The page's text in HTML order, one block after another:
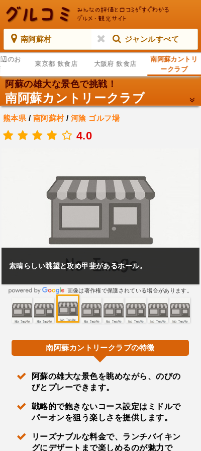
南阿蘇村 ジャンルすべて
のお
東京都 飲食店 大阪府 飲食店
南阿蘇カントリ
ークラブ
阿蘇の雄大な景色で挑戦！
南阿蘇カントリークラブ
熊本県 / 南阿蘇村/ 河陰 ゴルフ場
4.0
素晴らしい眺望と攻め甲斐があるホール。
画像は著作権で保護されている場合があります。
南阿蘇カントリークラブの特徴
阿蘇の雄大な景色を眺めながら、のびの
びとプレーできます。
戦略的で飽きないコース設定はミドルで
パーオンを狙う楽しさを提供します。
リーズナブルな料金で、ランチバイキン
グにデザートまで楽しめるのが魅力で